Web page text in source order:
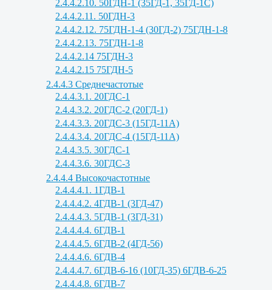
2.4.4.2.10. 50ГДН-1 (35ГД-1, 35ГД-1С)
2.4.4.2.11. 50ГДН-3
2.4.4.2.12. 75ГДН-1-4 (30ГД-2) 75ГДН-1-8
2.4.4.2.13. 75ГДН-1-8
2.4.4.2.14 75ГДН-3
2.4.4.2.15 75ГДН-5
2.4.4.3 Среднечастотые
2.4.4.3.1. 20ГДС-1
2.4.4.3.2. 20ГДС-2 (20ГД-1)
2.4.4.3.3. 20ГДС-3 (15ГД-11А)
2.4.4.3.4. 20ГДС-4 (15ГД-11А)
2.4.4.3.5. 30ГДС-1
2.4.4.3.6. 30ГДС-3
2.4.4.4 Высокочастотные
2.4.4.4.1. 1ГДВ-1
2.4.4.4.2. 4ГДВ-1 (3ГД-47)
2.4.4.4.3. 5ГДВ-1 (3ГД-31)
2.4.4.4.4. 6ГДВ-1
2.4.4.4.5. 6ГДВ-2 (4ГД-56)
2.4.4.4.6. 6ГДВ-4
2.4.4.4.7. 6ГДВ-6-16 (10ГД-35) 6ГДВ-6-25
2.4.4.4.8. 6ГДВ-7